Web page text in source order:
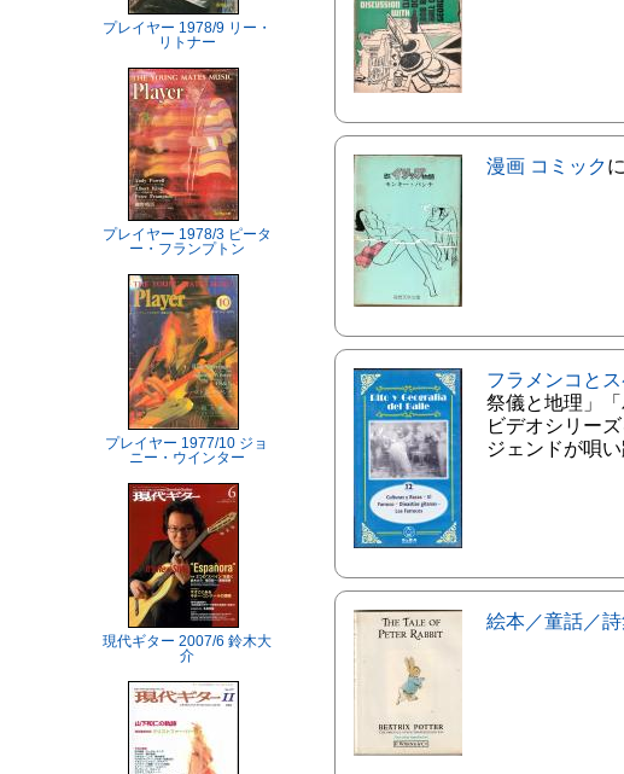
プレイヤー 1978/9 リー・
リトナー
プレイヤー 1978/3 ピータ
ー・フランプトン
プレイヤー 1977/10 ジョ
ニー・ウインター
現代ギター 2007/6 鈴木大
介
漫画 コミック
フラメンコと
祭儀と地理」
ビデオシリー
ジェンドが唄
絵本／童話／